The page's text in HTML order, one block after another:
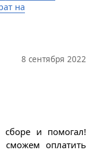
на
8 сентября 2022
сборе и помогал!
оплатить